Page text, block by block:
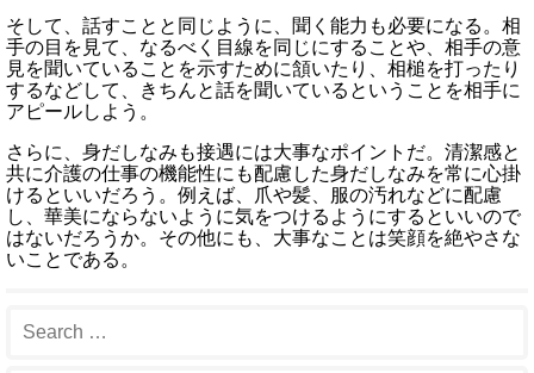
そして、話すことと同じように、聞く能力も必要になる。相
手の目を見て、なるべく目線を同じにすることや、相手の意
見を聞いていることを示すために頷いたり、相槌を打ったり
するなどして、きちんと話を聞いているということを相手に
アピールしよう。
さらに、身だしなみも接遇には大事なポイントだ。清潔感と
共に介護の仕事の機能性にも配慮した身だしなみを常に心掛
けるといいだろう。例えば、爪や髪、服の汚れなどに配慮
し、華美にならないように気をつけるようにするといいので
はないだろうか。その他にも、大事なことは笑顔を絶やさな
いことである。